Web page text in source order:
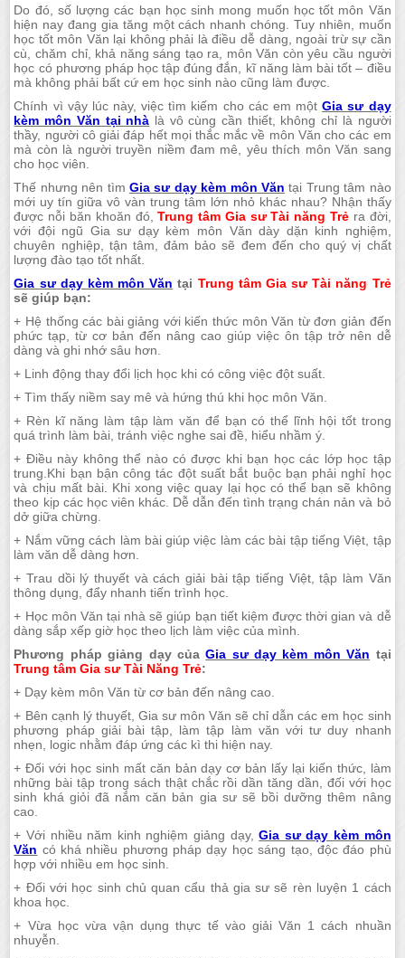
Do đó, số lượng các bạn học sinh mong muốn học tốt môn Văn
hiện nay đang gia tăng một cách nhanh chóng. Tuy nhiên, muốn
học tốt môn Văn lại không phải là điều dễ dàng, ngoài trừ sự cần
cù, chăm chỉ, khả năng sáng tạo ra, môn Văn còn yêu cầu người
học có phương pháp học tập đúng đắn, kĩ năng làm bài tốt – điều
mà không phải bất cứ em học sinh nào cũng làm được.
Chính vì vậy lúc này, việc tìm kiếm cho các em mộtGia sư dạy
kèm môn Văn tại nhà là vô cùng cần thiết, không chỉ là người
thầy, người cô giải đáp hết mọi thắc mắc về môn Văn cho các em
mà còn là người truyền niềm đam mê, yêu thích môn Văn sang
cho học viên.
Thế nhưng nên tìmGia sư dạy kèm môn Văn tại Trung tâm nào
mới uy tín giữa vô vàn trung tâm lớn nhỏ khác nhau? Nhận thấy
được nỗi băn khoăn đó,Trung tâm Gia sư Tài năng Trẻ ra đời,
với đội ngũ Gia sư dạy kèm môn Văn dày dặn kinh nghiệm,
chuyên nghiệp, tận tâm, đảm bảo sẽ đem đến cho quý vị chất
lượng đào tạo tốt nhất.
Gia sư dạy kèm môn Văn tại Trung tâm Gia sư Tài năng Trẻ
sẽ giúp bạn:
+ Hệ thống các bài giảng với kiến thức môn Văn từ đơn giản đến
phức tạp, từ cơ bản đến nâng cao giúp việc ôn tập trở nên dễ
dàng và ghi nhớ sâu hơn.
+ Linh động thay đổi lịch học khi có công việc đột suất.
+ Tìm thấy niềm say mê và hứng thú khi học môn Văn.
+ Rèn kĩ năng làm tập làm văn để bạn có thể lĩnh hội tốt trong
quá trình làm bài, tránh việc nghe sai đề, hiểu nhầm ý.
+ Điều này không thể nào có được khi bạn học các lớp học tập
trung.Khi bạn bận công tác đột suất bắt buộc bạn phải nghỉ học
và chịu mất bài. Khi xong việc quay lại học có thể bạn sẽ không
theo kịp các học viên khác. Dễ dẫn đến tình trạng chán nản và bỏ
dở giữa chừng.
+ Nắm vững cách làm bài giúp việc làm các bài tập tiếng Việt, tập
làm văn dễ dàng hơn.
+ Trau dồi lý thuyết và cách giải bài tập tiếng Việt, tập làm Văn
thông dụng, đẩy nhanh tiến trình học.
+ Học môn Văn tại nhà sẽ giúp bạn tiết kiệm được thời gian và dễ
dàng sắp xếp giờ học theo lịch làm việc của mình.
Phương pháp giảng dạy củaGia sư dạy kèm môn Văn tại
Trung tâm Gia sư Tài Năng Trẻ:
+ Dạy kèm môn Văn từ cơ bản đến nâng cao.
+ Bên cạnh lý thuyết, Gia sư môn Văn sẽ chỉ dẫn các em học sinh
phương pháp giải bài tập, làm tập làm văn với tư duy nhanh
nhẹn, logic nhằm đáp ứng các kì thi hiện nay.
+ Đối với học sinh mất căn bản dạy cơ bản lấy lại kiến thức, làm
những bài tập trong sách thật chắc rồi dần tăng dần, đối với học
sinh khá giỏi đã nắm căn bản gia sư sẽ bồi dưỡng thêm nâng
cao.
+ Với nhiều năm kinh nghiệm giảng dạy,Gia sư dạy kèm môn
Văn có khá nhiều phương pháp dạy học sáng tạo, độc đáo phù
hợp với nhiều em học sinh.
+ Đối với học sinh chủ quan cẩu thả gia sư sẽ rèn luyện 1 cách
khoa học.
+ Vừa học vừa vận dụng thực tế vào giải Văn 1 cách nhuần
nhuyễn.